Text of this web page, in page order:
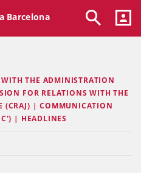
Barcelona
THE ADMINISTRATION
FOR RELATIONS WITH THE
(CRAJ) | COMMUNICATION
| HEADLINES